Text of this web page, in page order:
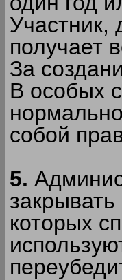
Участник,
получает
За
В особых
собой
5.
которых